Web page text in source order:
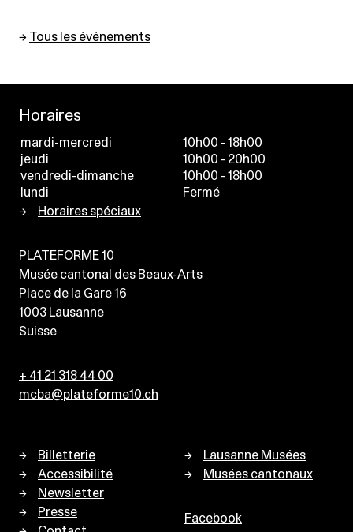
→ Tous les événements
Horaires
mardi-mercredi
10h00 - 18h00
jeudi
10h00 - 20h00
vendredi-dimanche
10h00 - 18h00
lundi
Fermé
Horaires spéciaux
PLATEFORME 10
Musée cantonal des Beaux-Arts
Place de la Gare 16
1003 Lausanne
Suisse
+ 41 21 318 44 00
mcba@plateforme10.ch
Billetterie
Accessibilité
Newsletter
Presse
Lausanne Musées
Musées cantonaux
Facebook